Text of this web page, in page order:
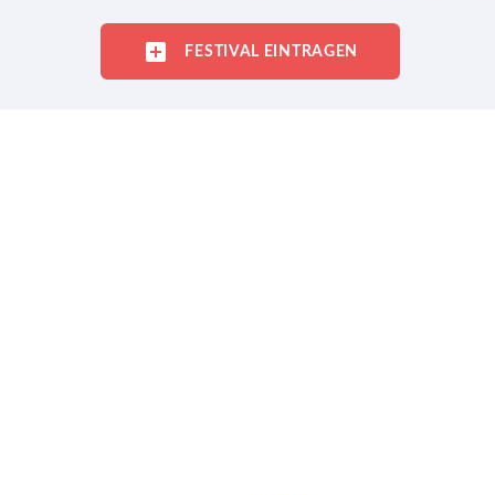
FESTIVAL EINTRAGEN